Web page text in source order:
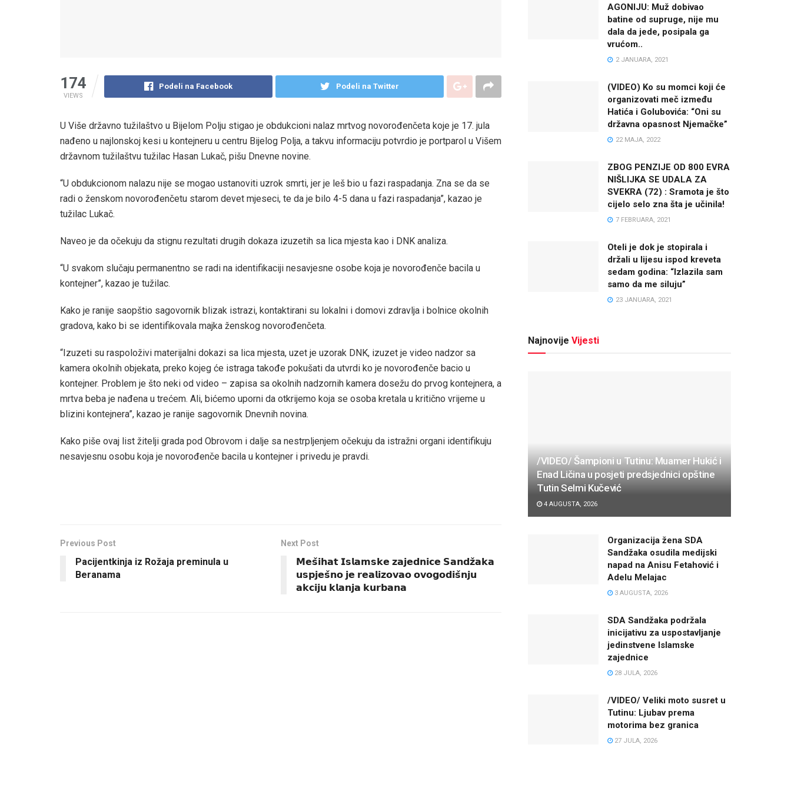
174
VIEWS
Podeli na Facebook Podeli na Twitter
U Više državno tužilaštvo u Bijelom Polju stigao je obdukcioni nalaz mrtvog novorođenčeta koje je 17. jula
nađeno u najlonskoj kesi u kontejneru u centru Bijelog Polja, a takvu informaciju potvrdio je portparol u Višem
državnom tužilaštvu tužilac Hasan Lukač, pišu Dnevne novine.
“U obdukcionom nalazu nije se mogao ustanoviti uzrok smrti, jer je leš bio u fazi raspadanja. Zna se da se
radi o ženskom novorođenčetu starom devet mjeseci, te da je bilo 4-5 dana u fazi raspadanja”, kazao je
tužilac Lukač.
Naveo je da očekuju da stignu rezultati drugih dokaza izuzetih sa lica mjesta kao i DNK analiza.
“U svakom slučaju permanentno se radi na identifikaciji nesavjesne osobe koja je novorođenče bacila u
kontejner”, kazao je tužilac.
Kako je ranije saopštio sagovornik blizak istrazi, kontaktirani su lokalni i domovi zdravlja i bolnice okolnih
gradova, kako bi se identifikovala majka ženskog novorođenčeta.
“Izuzeti su raspoloživi materijalni dokazi sa lica mjesta, uzet je uzorak DNK, izuzet je video nadzor sa
kamera okolnih objekata, preko kojeg će istraga takođe pokušati da utvrdi ko je novorođenče bacio u
kontejner. Problem je što neki od video – zapisa sa okolnih nadzornih kamera dosežu do prvog kontejnera, a
mrtva beba je nađena u trećem. Ali, bićemo uporni da otkrijemo koja se osoba kretala u kritično vrijeme u
blizini kontejnera”, kazao je ranije sagovornik Dnevnih novina.
Kako piše ovaj list žitelji grada pod Obrovom i dalje sa nestrpljenjem očekuju da istražni organi identifikuju
nesavjesnu osobu koja je novorođenče bacila u kontejner i privedu je pravdi.
Previous Post
Pacijentkinja iz Rožaja preminula u
Beranama
Next Post
𝗠𝗲𝘀̌𝗶𝗵𝗮𝘁 𝗜𝘀𝗹𝗮𝗺𝘀𝗸𝗲 𝘇𝗮𝗷𝗲𝗱𝗻𝗶𝗰𝗲 𝗦𝗮𝗻𝗱𝘇̌𝗮𝗸𝗮
𝘂𝘀𝗽𝗷𝗲𝘀̌𝗻𝗼 𝗷𝗲 𝗿𝗲𝗮𝗹𝗶𝘇𝗼𝘃𝗮𝗼 𝗼𝘃𝗼𝗴𝗼𝗱𝗶𝘀̌𝗻𝗷𝘂
𝗮𝗸𝗰𝗶𝗷𝘂 𝗸𝗹𝗮𝗻𝗷𝗮 𝗸𝘂𝗿𝗯𝗮𝗻𝗮
AGONIJU: Muž dobivao
batine od supruge, nije mu
dala da jede, posipala ga
vrućom..
2 JANUARA, 2021
(VIDEO) Ko su momci koji će
organizovati meč između
Hatića i Golubovića: “Oni su
državna opasnost Njemačke”
22 MAJA, 2022
ZBOG PENZIJE OD 800 EVRA
NIŠLIJKA SE UDALA ZA
SVEKRA (72) : Sramota je što
cijelo selo zna šta je učinila!
7 FEBRUARA, 2021
Oteli je dok je stopirala i
držali u lijesu ispod kreveta
sedam godina: “Izlazila sam
samo da me siluju”
23 JANUARA, 2021
Najnovije Vijesti
/VIDEO/ Šampioni u Tutinu: Muamer Hukić i
Enad Ličina u posjeti predsjednici opštine
Tutin Selmi Kučević
4 AUGUSTA, 2026
Organizacija žena SDA
Sandžaka osudila medijski
napad na Anisu Fetahović i
Adelu Melajac
3 AUGUSTA, 2026
SDA Sandžaka podržala
inicijativu za uspostavljanje
jedinstvene Islamske
zajednice
28 JULA, 2026
/VIDEO/ Veliki moto susret u
Tutinu: Ljubav prema
motorima bez granica
27 JULA, 2026